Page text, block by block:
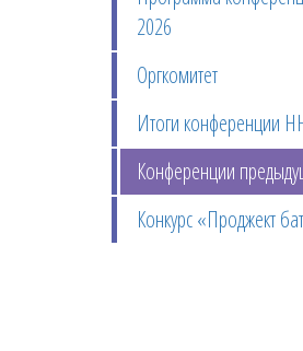
2026
Оргкомитет
Итоги конференции
Конференции
Конкурс «Проджект